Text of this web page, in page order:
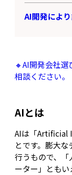
AI開発によ
🔸AI開発会社
相談ください。
AIとは
AIは「Artificial
とです。膨大
行うもので、
ーター」ともい